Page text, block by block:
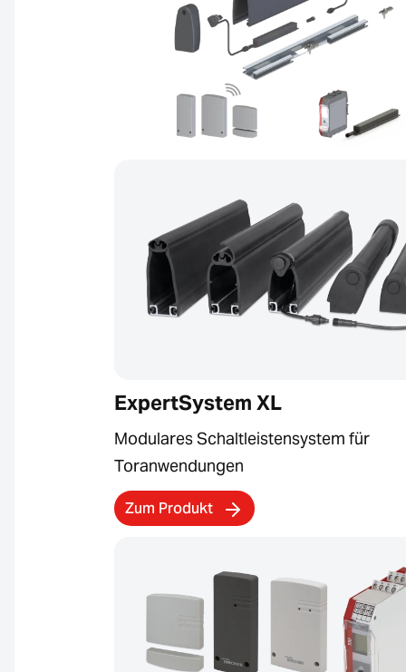
ExpertSystem XL
Modulares Schaltleistensystem für
Toranwendungen
Zum Produkt